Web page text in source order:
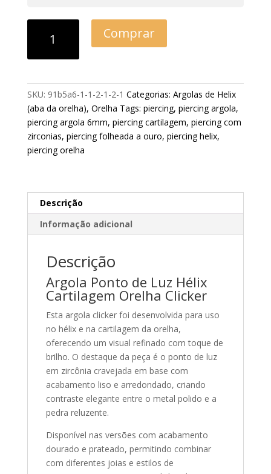
Comprar
SKU: 91b5a6-1-1-2-1-2-1 Categorias: Argolas de Helix
(aba da orelha), Orelha Tags: piercing, piercing argola,
piercing argola 6mm, piercing cartilagem, piercing com
zirconias, piercing folheada a ouro, piercing helix,
piercing orelha
Descrição
Informação adicional
Descrição
Argola Ponto de Luz Hélix
Cartilagem Orelha Clicker
Esta argola clicker foi desenvolvida para uso
no hélix e na cartilagem da orelha,
oferecendo um visual refinado com toque de
brilho. O destaque da peça é o ponto de luz
em zircônia cravejada em base com
acabamento liso e arredondado, criando
contraste elegante entre o metal polido e a
pedra reluzente.
Disponível nas versões com acabamento
dourado e prateado, permitindo combinar
com diferentes joias e estilos de